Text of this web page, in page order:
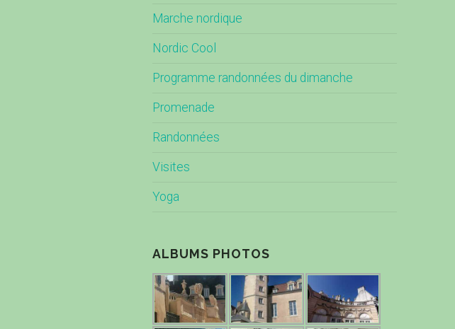
Marche nordique
Nordic Cool
Programme randonnées du dimanche
Promenade
Randonnées
Visites
Yoga
ALBUMS PHOTOS